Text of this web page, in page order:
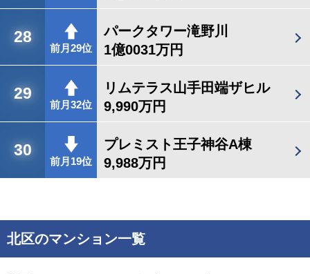
28
前月29位
パークタワー滝野川
1億0031万円
29
前月32位
リムテラス山手田端ザヒル
9,990万円
30
前月19位
プレミスト王子神谷A棟
9,988万円
北区のマンション一覧